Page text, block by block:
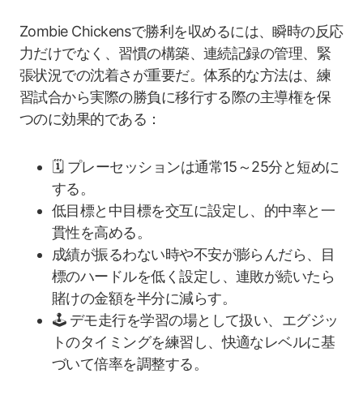
Zombie Chickensで勝利を収めるには、瞬時の反応
力だけでなく、習慣の構築、連続記録の管理、緊
張状況での沈着さが重要だ。体系的な方法は、練
習試合から実際の勝負に移行する際の主導権を保
つのに効果的である：
🗓️ プレーセッションは通常15～25分と短めに
する。
低目標と中目標を交互に設定し、的中率と一
貫性を高める。
成績が振るわない時や不安が膨らんだら、目
標のハードルを低く設定し、連敗が続いたら
賭けの金額を半分に減らす。
🕹️ デモ走行を学習の場として扱い、エグジッ
トのタイミングを練習し、快適なレベルに基
づいて倍率を調整する。